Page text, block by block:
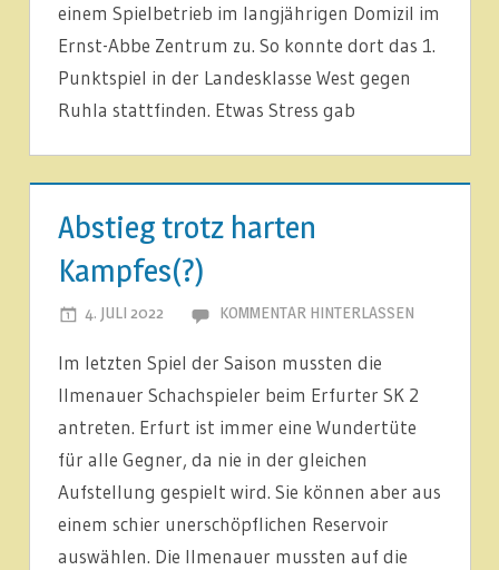
einem Spielbetrieb im langjährigen Domizil im
Ernst-Abbe Zentrum zu. So konnte dort das 1.
Punktspiel in der Landesklasse West gegen
Ruhla stattfinden. Etwas Stress gab
ARTIKEL
LIGABERICHTE
NEUIGKEITEN
Abstieg trotz harten
Kampfes(?)
4. JULI 2022 JOACHIM LEHMANN
KOMMENTAR HINTERLASSEN
Im letzten Spiel der Saison mussten die
Ilmenauer Schachspieler beim Erfurter SK 2
antreten. Erfurt ist immer eine Wundertüte
für alle Gegner, da nie in der gleichen
Aufstellung gespielt wird. Sie können aber aus
einem schier unerschöpflichen Reservoir
auswählen. Die Ilmenauer mussten auf die